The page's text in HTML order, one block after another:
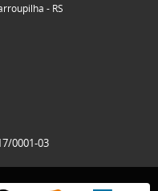
- RS
0001-03